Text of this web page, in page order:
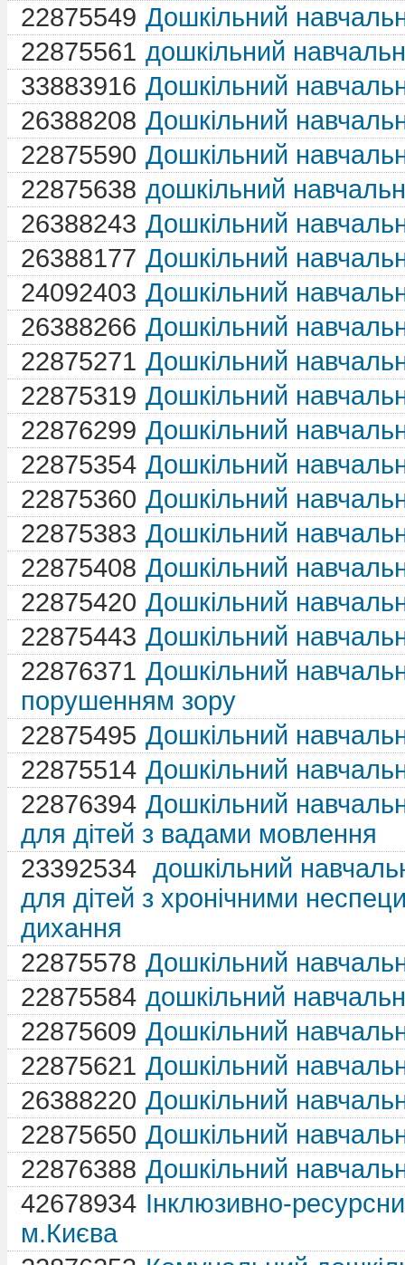
22875549 Дошкільний
22875561 дошкільний
33883916 Дошкільний
26388208 Дошкільний
22875590 Дошкільний
22875638 дошкільний
26388243 Дошкільний
26388177 Дошкільний
24092403 Дошкільний
26388266 Дошкільний
22875271 Дошкільний
22875319 Дошкільний
22876299 Дошкільний
22875354 Дошкільний
22875360 Дошкільний
22875383 Дошкільний
22875408 Дошкільний
22875420 Дошкільний
22875443 Дошкільний
22876371 Дошкільний
порушенням зору
22875495 Дошкільний
22875514 Дошкільний
22876394 Дошкільний
для дітей з вадами мовлення
23392534 дошкільний
для дітей з хронічними
дихання
22875578 Дошкільний
22875584 дошкільний
22875609 Дошкільний
22875621 Дошкільний
26388220 Дошкільний
22875650 Дошкільний
22876388 Дошкільний
42678934 Інклюзивно-
м.Києва